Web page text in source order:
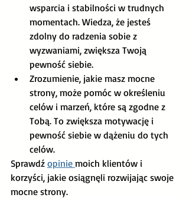
wsparcia i stabilności w trudnych
momentach. Wiedza, że jesteś
zdolny do radzenia sobie z
wyzwaniami, zwiększa Twoją
pewność siebie.
Zrozumienie, jakie masz mocne
strony, może pomóc w określeniu
celów i marzeń, które są zgodne z
Tobą. To zwiększa motywację i
pewność siebie w dążeniu do tych
celów.
Sprawdź opinie moich klientów i
korzyści, jakie osiągnęli rozwijając swoje
mocne strony.